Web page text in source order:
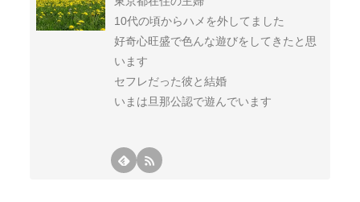
10代の頃からハメを外してました
好奇心旺盛で色んな遊びをしてきたと思
います
セフレだった彼と結婚
いまは旦那公認で遊んでいます